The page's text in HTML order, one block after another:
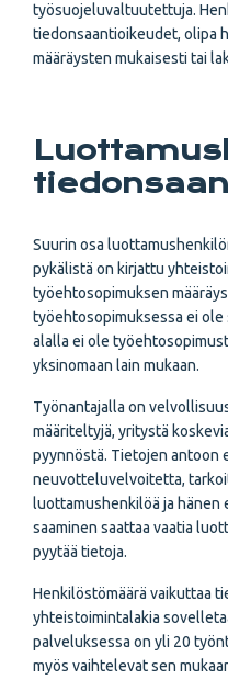
työsuojeluvaltuutettuja.
tiedonsaantioikeudet, olipa
määräysten mukaisesti tai
Suurin osa
pykälistä on kirjattu
työehtosopimuksen
työehtosopimuksessa ei
alalla ei ole
yksinomaan lain mukaan.
Työnantajalla on
määriteltyjä, yritystä
pyynnöstä. Tietojen antoon
neuvotteluvelvoitetta,
luottamushenkilöä ja hänen
saaminen saattaa vaatia
pyytää tietoja.
Henkilöstömäärä vaikuttaa
yhteistoimintalakia
palveluksessa on yli 20
myös vaihtelevat sen